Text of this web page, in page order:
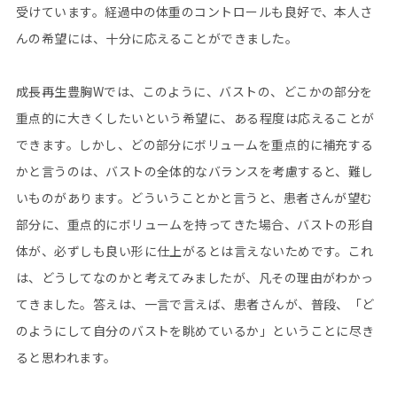
受けています。経過中の体重のコントロールも良好で、本人さ
んの希望には、十分に応えることができました。
成長再生豊胸Wでは、このように、バストの、どこかの部分を
重点的に大きくしたいという希望に、ある程度は応えることが
できます。しかし、どの部分にボリュームを重点的に補充する
かと言うのは、バストの全体的なバランスを考慮すると、難し
いものがあります。どういうことかと言うと、患者さんが望む
部分に、重点的にボリュームを持ってきた場合、バストの形自
体が、必ずしも良い形に仕上がるとは言えないためです。これ
は、どうしてなのかと考えてみましたが、凡その理由がわかっ
てきました。答えは、一言で言えば、患者さんが、普段、「ど
のようにして自分のバストを眺めているか」ということに尽き
ると思われます。